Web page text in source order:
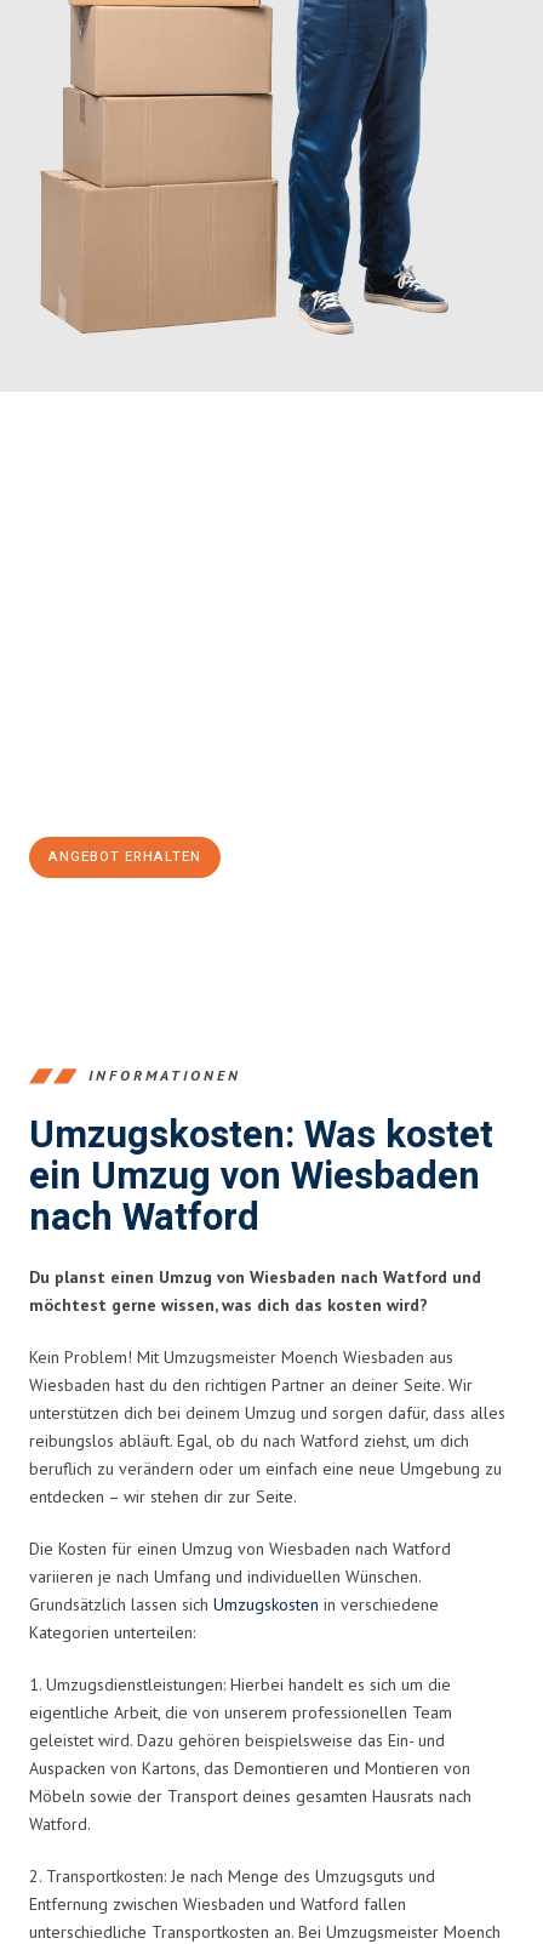
ANGEBOT ERHALTEN
INFORMATIONEN
Umzugskosten: Was kostet
ein Umzug von Wiesbaden
nach Watford
Du planst einen Umzug von Wiesbaden nach Watford und
möchtest gerne wissen, was dich das kosten wird?
Kein Problem! Mit Umzugsmeister Moench Wiesbaden aus
Wiesbaden hast du den richtigen Partner an deiner Seite. Wir
unterstützen dich bei deinem Umzug und sorgen dafür, dass alles
reibungslos abläuft. Egal, ob du nach Watford ziehst, um dich
beruflich zu verändern oder um einfach eine neue Umgebung zu
entdecken – wir stehen dir zur Seite.
Die Kosten für einen Umzug von Wiesbaden nach Watford
variieren je nach Umfang und individuellen Wünschen.
Grundsätzlich lassen sich Umzugskosten in verschiedene
Kategorien unterteilen:
1. Umzugsdienstleistungen: Hierbei handelt es sich um die
eigentliche Arbeit, die von unserem professionellen Team
geleistet wird. Dazu gehören beispielsweise das Ein- und
Auspacken von Kartons, das Demontieren und Montieren von
Möbeln sowie der Transport deines gesamten Hausrats nach
Watford.
2. Transportkosten: Je nach Menge des Umzugsguts und
Entfernung zwischen Wiesbaden und Watford fallen
unterschiedliche Transportkosten an. Bei Umzugsmeister Moench